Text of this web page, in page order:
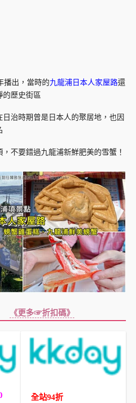
播出，當時的九龍浦日本人家屋路還
的歷史街區
治時期曾是日本人的聚居地，也因
不要錯過九龍浦新鮮肥美的雪蟹！
《更多☞折扣碼》
全站94折